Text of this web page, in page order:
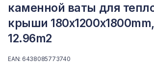
каменной ваты для
крыши
12.96m2
EAN: 6438085773740